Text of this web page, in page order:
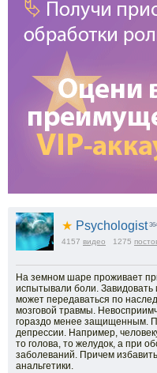
★ Psychologist
4157 видео 1275
На земном шаре проживает
испытывали боли. Завидовать
может передаваться по
мозговой травмы.
гораздо менее защищенным.
депрессии. Например,
то голова, то желудок, а при
заболеваний. Причем
анальгетики.